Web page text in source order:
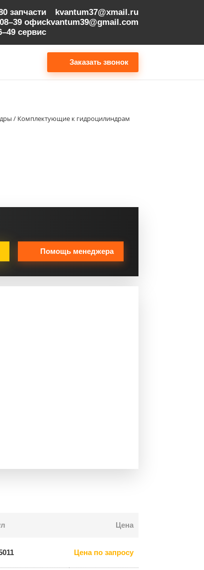
запчасти
офис
сервис
kvantum37@xmail.ru
kvantum39@gmail.com
Заказать звонок
/ Комплектующие к гидроцилиндрам
Помощь менеджера
Цена
Цена по запросу